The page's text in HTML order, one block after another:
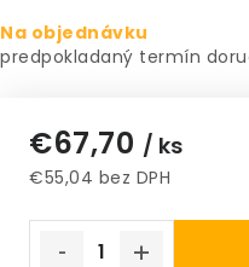
Na objednávku
€67,70 / ks
€55,04 bez DPH